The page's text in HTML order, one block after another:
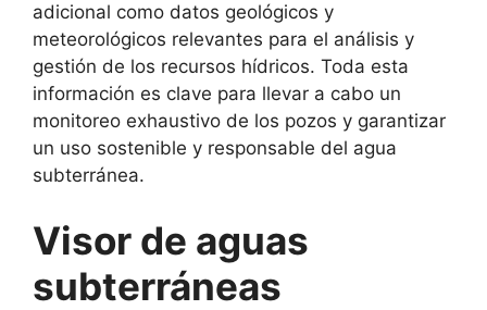
adicional como datos geológicos y
meteorológicos relevantes para el análisis y
gestión de los recursos hídricos. Toda esta
información es clave para llevar a cabo un
monitoreo exhaustivo de los pozos y garantizar
un uso sostenible y responsable del agua
subterránea.
Visor de aguas
subterráneas